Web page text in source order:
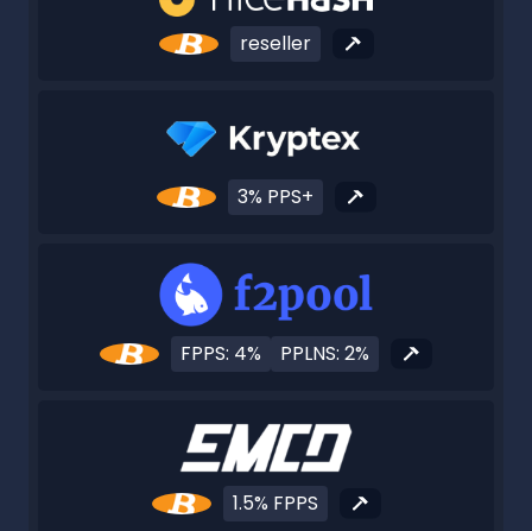
reseller
3% PPS+
FPPS: 4% PPLNS: 2%
1.5% FPPS